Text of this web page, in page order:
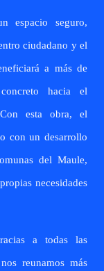
espacio seguro,
ciudadano y el
a más de
hacia el
esta obra, el
con un desarrollo
del Maule,
necesidades
a todas las
reunamos más